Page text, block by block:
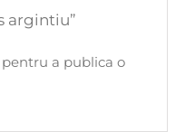
argintiu”
a publica o